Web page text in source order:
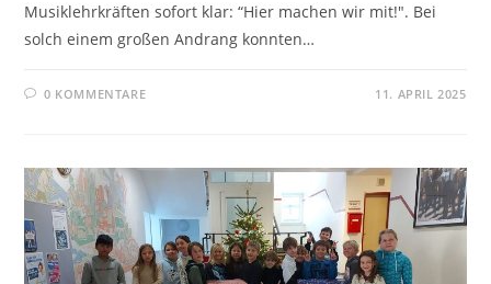
Musiklehrkräften sofort klar: “Hier machen wir mit!". Bei
solch einem großen Andrang konnten…
0 KOMMENTARE 11. APRIL 2025